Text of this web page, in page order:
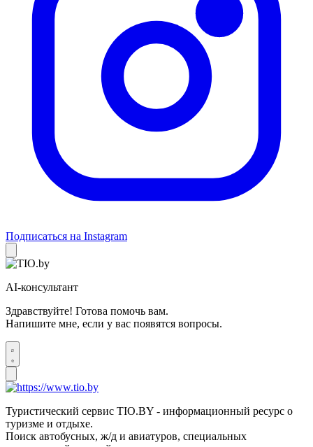
Подписаться на Instagram
AI-консультант
Здравствуйте! Готова помочь вам.
Напишите мне, если у вас появятся вопросы.
Туристический сервис TIO.BY - информационный ресурс о
туризме и отдыхе.
Поиск автобусных, ж/д и авиатуров, специальных